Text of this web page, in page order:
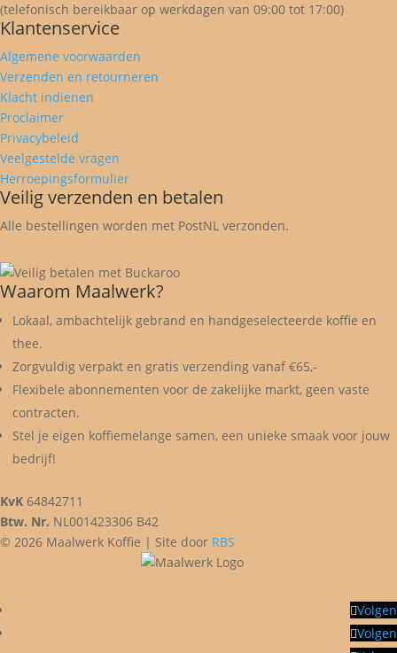
(telefonisch bereikbaar op werkdagen van 09:00 tot 17:00)
Klantenservice
Algemene voorwaarden
Verzenden en retourneren
Klacht indienen
Proclaimer
Privacybeleid
Veelgestelde vragen
Herroepingsformulier
Veilig verzenden en betalen
Alle bestellingen worden met PostNL verzonden.
Waarom Maalwerk?
Lokaal, ambachtelijk gebrand en handgeselecteerde koffie en
thee.
Zorgvuldig verpakt en gratis verzending vanaf €65,-
Flexibele abonnementen voor de zakelijke markt, geen vaste
contracten.
Stel je eigen koffiemelange samen, een unieke smaak voor jouw
bedrijf!
KvK 64842711
Btw. Nr. NL001423306 B42
© 2026 Maalwerk Koffie | Site door RBS
Volgen
Volgen